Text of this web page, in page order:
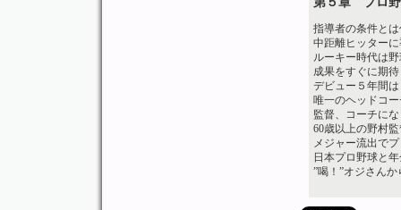
指導者の条件とは
中距離ヒッター
ルーキー時代は
成果をすぐに期
デビュー５年間
唯一のヘッドコ
監督、コーチに
60歳以上の野村
メジャー流出で
日本プロ野球と
”喝！”オジさん